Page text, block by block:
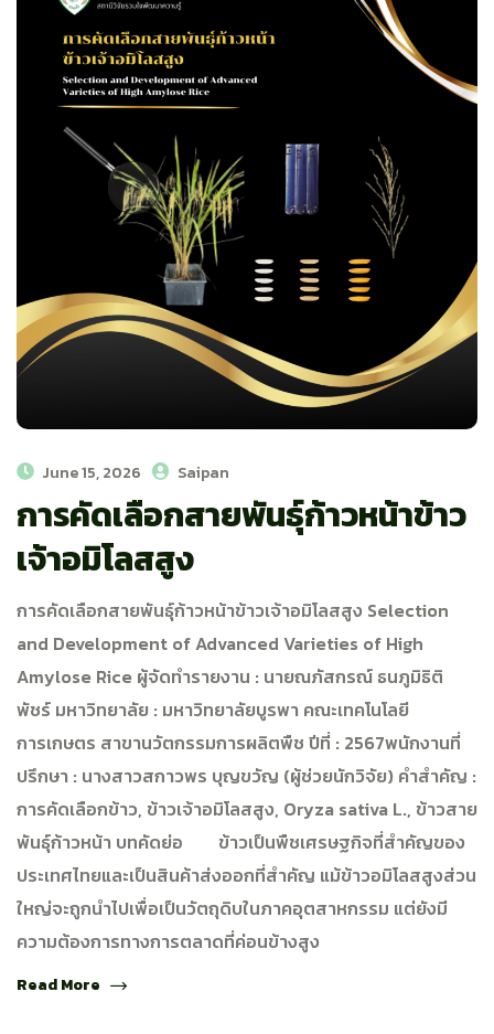
June 15, 2026 Saipan
การคัดเลือกสายพันธุ์ก้าวหน้าข้าว
เจ้าอมิโลสสูง​
การคัดเลือกสายพันธุ์ก้าวหน้าข้าวเจ้าอมิโลสสูง Selection
and Development of Advanced Varieties of High
Amylose Rice ผู้จัดทำรายงาน : นายณภัสกรณ์ ธนภูมิธิติ
พัชร์ มหาวิทยาลัย : มหาวิทยาลัยบูรพา คณะเทคโนโลยี
การเกษตร สาขานวัตกรรมการผลิตพืช ปีที่ : 2567พนักงานที่
ปรึกษา : นางสาวสกาวพร บุญขวัญ (ผู้ช่วยนักวิจัย) คำสำคัญ :
การคัดเลือกข้าว, ข้าวเจ้าอมิโลสสูง, Oryza sativa L., ข้าวสาย
พันธุ์ก้าวหน้า บทคัดย่อ ข้าวเป็นพืชเศรษฐกิจที่สำคัญของ
ประเทศไทยและเป็นสินค้าส่งออกที่สำคัญ แม้ข้าวอมิโลสสูงส่วน
ใหญ่จะถูกนำไปเพื่อเป็นวัตถุดิบในภาคอุตสาหกรรม แต่ยังมี
ความต้องการทางการตลาดที่ค่อนข้างสูง
Read More